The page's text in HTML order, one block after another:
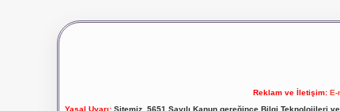
Reklam ve İletişim: E-
Yasal Uyarı:Sitemiz, 5651 Sayılı Kanun gereğince Bilgi Teknolojileri